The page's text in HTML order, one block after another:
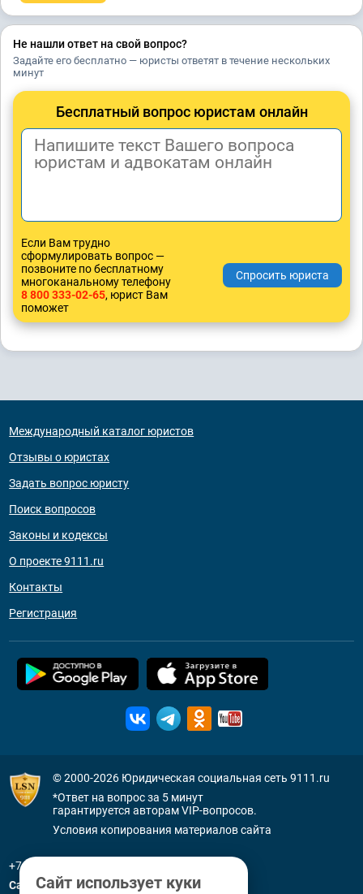
Не нашли ответ на свой вопрос?
Задайте его бесплатно — юристы ответят в течение нескольких
минут
Бесплатный вопрос юристам онлайн
Если Вам трудно
сформулировать вопрос —
позвоните по бесплатному
многоканальному телефону
8 800 333-02-65, юрист Вам
поможет
Международный каталог юристов
Отзывы о юристах
Задать вопрос юристу
Поиск вопросов
Законы и кодексы
О проекте 9111.ru
Контакты
Регистрация
© 2000-2026 Юридическая социальная сеть 9111.ru
*Ответ на вопрос за 5 минут
гарантируется авторам VIP-вопросов.
Условия копирования материалов сайта
+7 (800) 505-91-11
Санкт-Петербург
Сайт использует куки